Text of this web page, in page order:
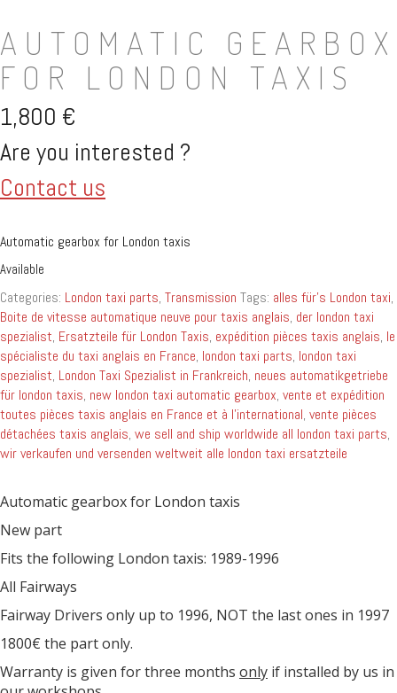
AUTOMATIC GEARBOX
FOR LONDON TAXIS
1,800 €
Are you interested ?
Contact us
Automatic gearbox for London taxis
Available
Categories: London taxi parts, Transmission Tags: alles für's London taxi,
Boite de vitesse automatique neuve pour taxis anglais, der london taxi
spezialist, Ersatzteile für London Taxis, expédition pièces taxis anglais, le
spécialiste du taxi anglais en France, london taxi parts, london taxi
spezialist, London Taxi Spezialist in Frankreich, neues automatikgetriebe
für london taxis, new london taxi automatic gearbox, vente et expédition
toutes pièces taxis anglais en France et à l'international, vente pièces
détachées taxis anglais, we sell and ship worldwide all london taxi parts,
wir verkaufen und versenden weltweit alle london taxi ersatzteile
Automatic gearbox for London taxis
New part
Fits the following London taxis: 1989-1996
All Fairways
Fairway Drivers only up to 1996, NOT the last ones in 1997
1800€ the part only.
Warranty is given for three months only if installed by us in